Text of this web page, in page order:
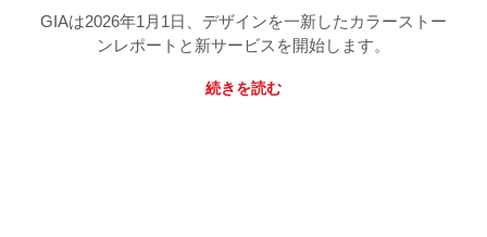
GIAは2026年1月1日、デザインを一新したカラーストー
ンレポートと新サービスを開始します。
続きを読む